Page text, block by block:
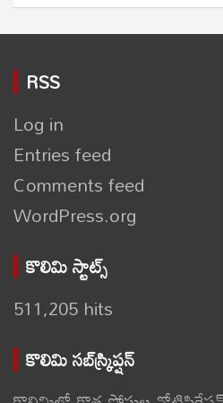
RSS
Log in
Entries feed
Comments feed
WordPress.org
కొలిమి స్టాట్స్
511,205 hits
కొలిమి సబ్‌స్క్రిప్షన్